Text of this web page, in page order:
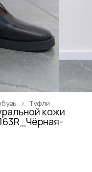
Туфли
›
кожи